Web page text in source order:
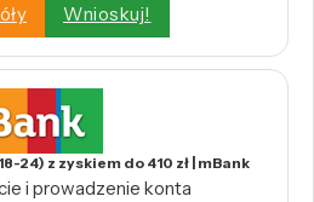
Wnioskuj!
24) z zyskiem do 410 zł | mBank
i prowadzenie konta